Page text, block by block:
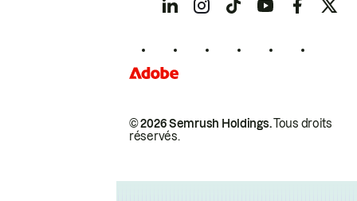
© 2026 Semrush Holdings.Tous droits
réservés.